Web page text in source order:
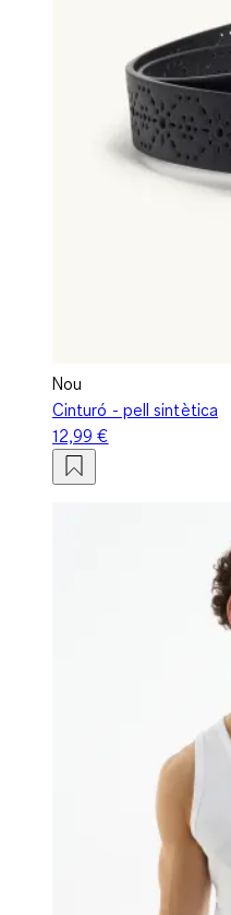
Nou
Cinturó - pell sintètica
12,99 €